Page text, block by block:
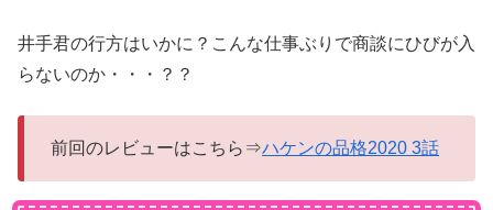
井手君の行方はいかに？こんな仕事ぶりで商談にひびが入
らないのか・・・？？
前回のレビューはこちら⇒ハケンの品格2020 3話